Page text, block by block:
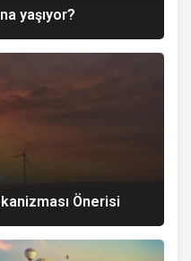
yaşıyor?
Önerisi